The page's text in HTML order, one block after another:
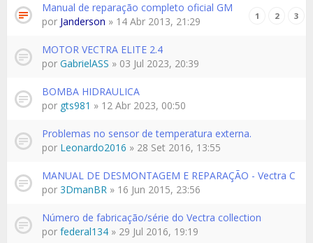
Manual de reparação completo oficial GM
1 2 3
por Janderson » 14 Abr 2013, 21:29
MOTOR VECTRA ELITE 2.4
por GabrielASS » 03 Jul 2023, 20:39
BOMBA HIDRAULICA
por gts981 » 12 Abr 2023, 00:50
Problemas no sensor de temperatura externa.
por Leonardo2016 » 28 Set 2016, 13:55
MANUAL DE DESMONTAGEM E REPARAÇÃO - Vectra C
por 3DmanBR » 16 Jun 2015, 23:56
Número de fabricação/série do Vectra collection
por federal134 » 29 Jul 2016, 19:19